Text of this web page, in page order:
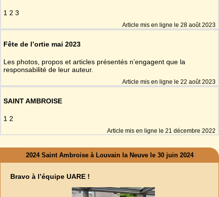
1 2 3
Article mis en ligne le 28 août 2023
Fête de l’ortie mai 2023
Les photos, propos et articles présentés n’engagent que la
responsabilité de leur auteur.
Article mis en ligne le 22 août 2023
SAINT AMBROISE
1 2
Article mis en ligne le 21 décembre 2022
2024 Saint Ambroise à Louvain la Neuve le 30 juin 2024
Bravo à l’équipe UARE !